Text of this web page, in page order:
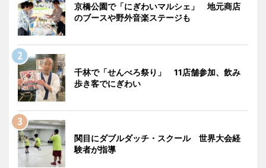
京橋公園で「にぎわいマルシェ」 地元商店
のブースや野外音楽ステージも
千林で「せんべろ祭り」 11店舗参加、飲み
歩き客でにぎわい
関目にダブルダッチ・スクール 世界大会経
験者が指導